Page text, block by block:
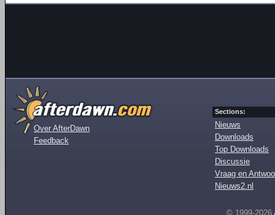
Over AfterDawn
Feedback
Sections:
Nieuws
Downloads
Top Downloads
Discussie
Vraag en
Nieuws2.nl
© 1999-2026